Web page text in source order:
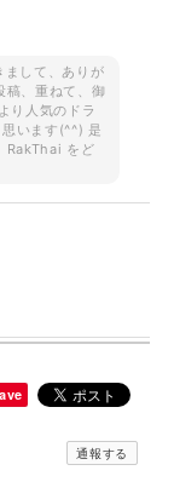
して、ありが
稿、重ねて、御
り人気のドラ
います(^^) 是
RakThai をど
ャツ ブラウン
なでした✨とて
通報する